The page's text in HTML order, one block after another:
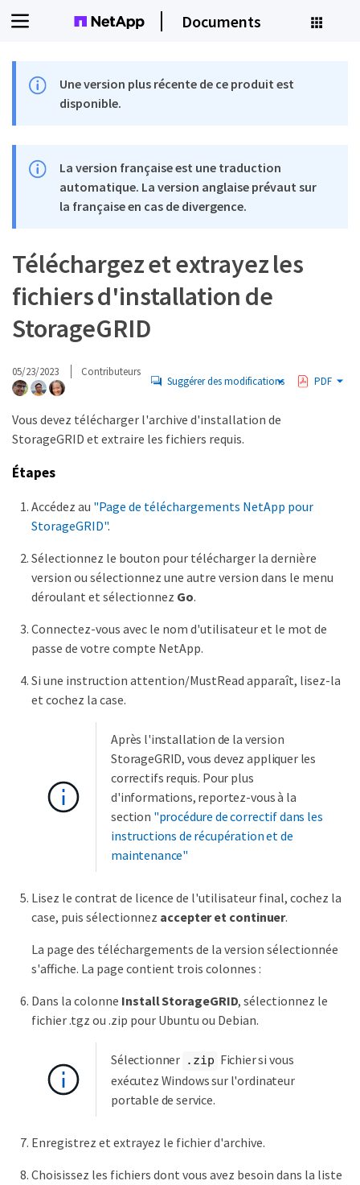
Documents
Une version plus récente de ce produit est
disponible.
La version française est une traduction
automatique. La version anglaise prévaut sur
la française en cas de divergence.
Téléchargez et extrayez les
fichiers d'installation de
StorageGRID
05/23/2023 Contributeurs
Suggérer des modifications PDF
Vous devez télécharger l'archive d'installation de
StorageGRID et extraire les fichiers requis.
Étapes
Accédez au "Page de téléchargements NetApp pour
StorageGRID".
Sélectionnez le bouton pour télécharger la dernière
version ou sélectionnez une autre version dans le menu
déroulant et sélectionnez Go.
Connectez-vous avec le nom d'utilisateur et le mot de
passe de votre compte NetApp.
Si une instruction attention/MustRead apparaît, lisez-la
et cochez la case.
Après l'installation de la version
StorageGRID, vous devez appliquer les
correctifs requis. Pour plus
d'informations, reportez-vous à la
section "procédure de correctif dans les
instructions de récupération et de
maintenance"
Lisez le contrat de licence de l'utilisateur final, cochez la
case, puis sélectionnez accepter et continuer.
La page des téléchargements de la version sélectionnée
s'affiche. La page contient trois colonnes :
Dans la colonne Install StorageGRID, sélectionnez le
fichier .tgz ou .zip pour Ubuntu ou Debian.
Sélectionner .zip Fichier si vous
exécutez Windows sur l'ordinateur
portable de service.
Enregistrez et extrayez le fichier d'archive.
Choisissez les fichiers dont vous avez besoin dans la liste